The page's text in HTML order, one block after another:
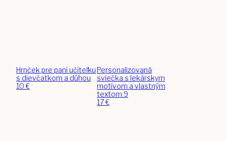
Hrnček pre pani učiteľku
s dievčatkom a dúhou
10€
Personalizovaná
sviečka s lekárskym
motívom a vlastným
textom 9
17€